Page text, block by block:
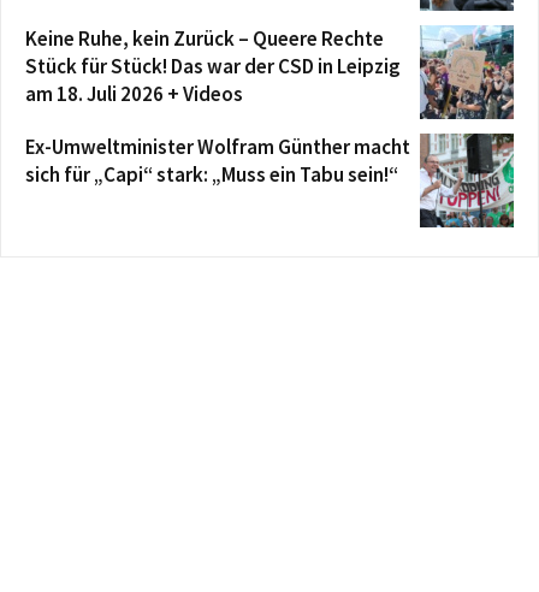
Keine Ruhe, kein Zurück – Queere Rechte
Stück für Stück! Das war der CSD in Leipzig
am 18. Juli 2026 + Videos
Ex-Umweltminister Wolfram Günther macht
sich für „Capi“ stark: „Muss ein Tabu sein!“